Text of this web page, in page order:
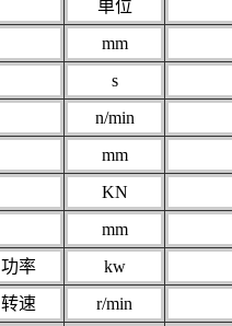
单位
mm
s
n/min
mm
KN
mm
功率
kw
转速
r/min